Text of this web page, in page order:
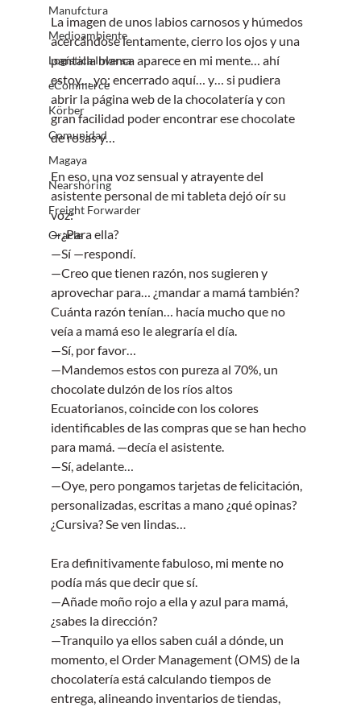
Manufctura
Medioambiente
Logística Inversa
eCommerce
Körber
Comunidad
Magaya
Nearshoring
Freight Forwarder
Oracle
La imagen de unos labios carnosos y húmedos
acercándose lentamente, cierro los ojos y una
pantalla blanca aparece en mi mente… ahí
estoy… yo; encerrado aquí… y… si pudiera
abrir la página web de la chocolatería y con
gran facilidad poder encontrar ese chocolate
de rosas y…
En eso, una voz sensual y atrayente del
asistente personal de mi tableta dejó oír su
voz:
—¿Para ella?
—Sí —respondí.
—Creo que tienen razón, nos sugieren y
aprovechar para… ¿mandar a mamá también?
Cuánta razón tenían… hacía mucho que no
veía a mamá eso le alegraría el día.
—Sí, por favor…
—Mandemos estos con pureza al 70%, un
chocolate dulzón de los ríos altos
Ecuatorianos, coincide con los colores
identificables de las compras que se han hecho
para mamá. —decía el asistente.
—Sí, adelante…
—Oye, pero pongamos tarjetas de felicitación,
personalizadas, escritas a mano ¿qué opinas?
¿Cursiva? Se ven lindas…
Era definitivamente fabuloso, mi mente no
podía más que decir que sí.
—Añade moño rojo a ella y azul para mamá,
¿sabes la dirección?
—Tranquilo ya ellos saben cuál a dónde, un
momento, el Order Management (OMS) de la
chocolatería está calculando tiempos de
entrega, alineando inventarios de tiendas,